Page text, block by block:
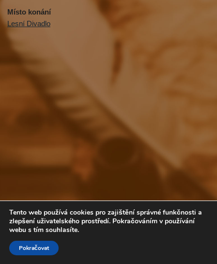
Místo konání
Lesní Divadlo
Tento web používá cookies pro zajištění správné funkčnosti a
zlepšení uživatelského prostředí. Pokračováním v používání
webu s tím souhlasíte.
Pokračovat